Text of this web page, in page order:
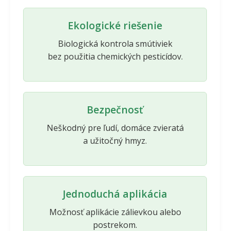
Ekologické riešenie
Biologická kontrola smútiviek
bez použitia chemických pesticídov.
Bezpečnosť
Neškodný pre ľudí, domáce zvieratá
a užitočný hmyz.
Jednoduchá aplikácia
Možnosť aplikácie zálievkou alebo
postrekom.